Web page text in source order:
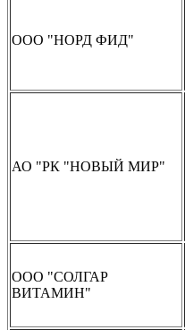
ООО "НОРД ФИД"
АО "РК "НОВЫЙ МИР"
ООО "СОЛГАР
ВИТАМИН"